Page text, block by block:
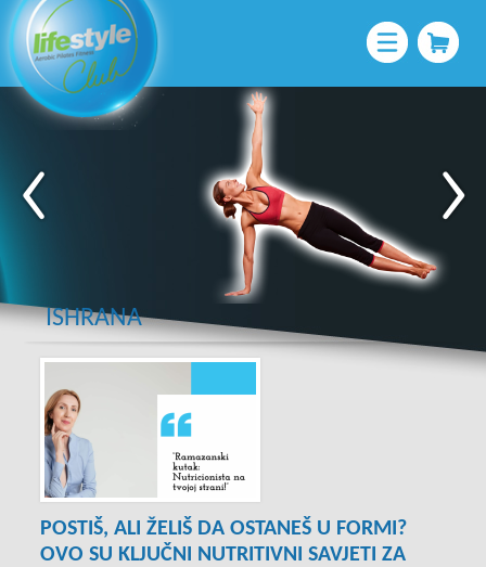
ISHRANA
POSTIŠ, ALI ŽELIŠ DA OSTANEŠ U FORMI?
OVO SU KLJUČNI NUTRITIVNI SAVJETI ZA